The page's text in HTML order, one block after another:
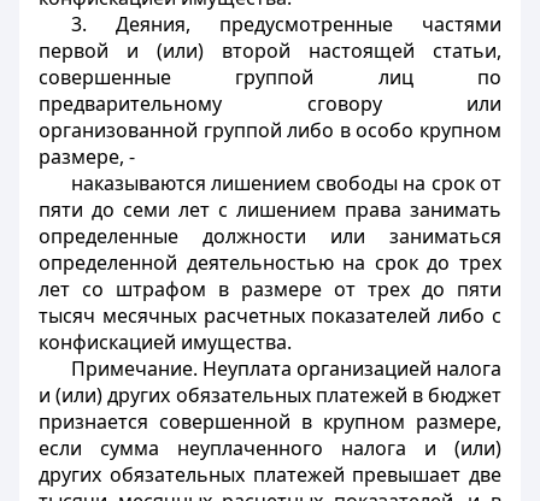
3. Деяния, предусмотренные частями
первой и (или) второй настоящей статьи,
совершенные группой лиц по
предварительному сговору или
организованной группой либо в особо крупном
размере, -
наказываются лишением свободы на срок от
пяти до семи лет с лишением права занимать
определенные должности или заниматься
определенной деятельностью на срок до трех
лет со штрафом в размере от трех до пяти
тысяч месячных расчетных показателей либо с
конфискацией имущества.
Примечание. Неуплата организацией налога
и (или) других обязательных платежей в бюджет
признается совершенной в крупном размере,
если сумма неуплаченного налога и (или)
других обязательных платежей превышает две